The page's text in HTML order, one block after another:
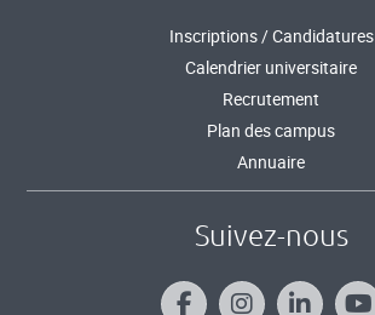
Inscriptions / Candidatures
Calendrier universitaire
Recrutement
Plan des campus
Annuaire
Suivez-nous